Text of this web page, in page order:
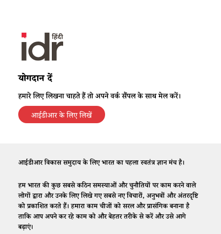
योगदान दें
हमारे लिए लिखना चाहते हैं तो अपने वर्क सैंपल के साथ मेल करें।
आईडीआर के लिए लिखें
आईडीआर विकास समुदाय के लिए भारत का पहला स्वतंत्र ज्ञान मंच है।
हम भारत की कुछ सबसे कठिन समस्याओं और चुनौतियों पर काम करने वाले
लोगों द्वारा और उनके लिए लिखे गए सबसे नए विचारों, अनुभवों और अंतरदृष्टि
को प्रकाशित करते हैं। हमारा काम चीजों को सरल और प्रासंगिक बनाना है
ताकि आप अपने कर रहे काम को और बेहतर तरीके से करें और उसे आगे
बढ़ाएं।